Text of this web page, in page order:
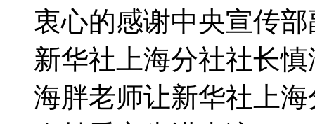
衷心的感谢中央宣传
新华社上海分社社长
海胖老师让新华社上